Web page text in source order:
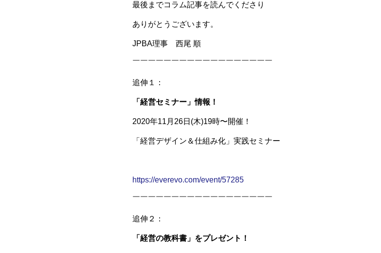
最後までコラム記事を読んでくださり
ありがとうございます。
JPBA理事 西尾 順
￣￣￣￣￣￣￣￣￣￣￣￣￣￣￣￣￣￣
追伸１：
「経営セミナー」情報！
2020年11月26日(木)19時〜開催！
「経営デザイン＆仕組み化」実践セミナー
https://everevo.com/event/57285
￣￣￣￣￣￣￣￣￣￣￣￣￣￣￣￣￣￣
追伸２：
「経営の教科書」をプレゼント！